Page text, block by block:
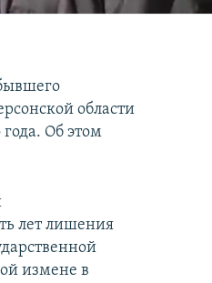
области
Об этом
лет лишения
измене в